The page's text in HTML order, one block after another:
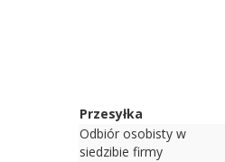
Przesyłka
Odbiór osobisty w
siedzibie firmy